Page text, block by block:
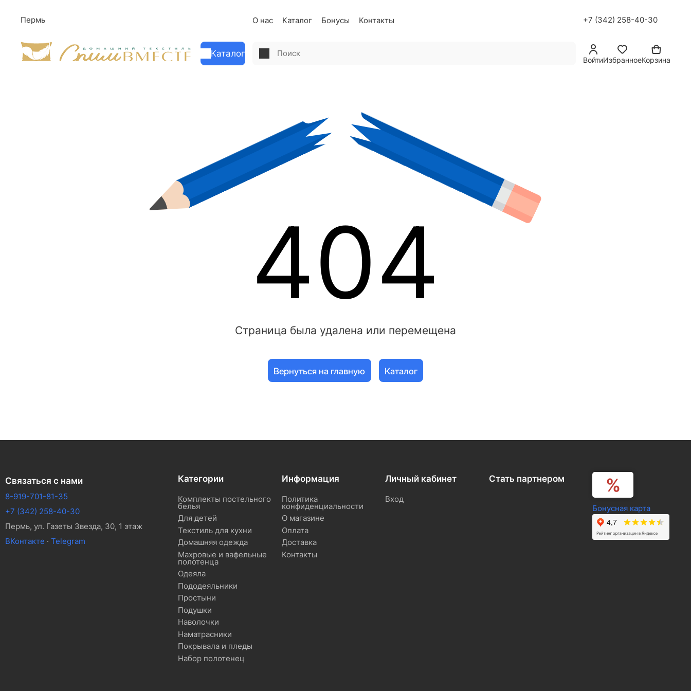
Пермь О нас Каталог Бонусы Контакты +7 (342) 258-40-30
Каталог
ВойтиИзбранноеКорзина
404
Страница была удалена или перемещена
Вернуться на главную Каталог
Связаться с нами
8-919-701-81-35
+7 (342) 258-40-30
Пермь, ул. Газеты Звезда, 30, 1 этаж
ВКонтакте · Telegram
Категории
Комплекты постельного
белья
Для детей
Текстиль для кухни
Домашняя одежда
Махровые и вафельные
полотенца
Одеяла
Пододеяльники
Простыни
Подушки
Наволочки
Наматрасники
Покрывала и пледы
Набор полотенец
Информация
Политика
конфиденциальности
О магазине
Оплата
Доставка
Контакты
Личный кабинет
Вход
Стать партнером
Бонусная карта